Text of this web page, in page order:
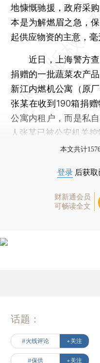
地慷慨驰援，政府采
本是为解燃眉之急，
起供应物资的主意，毫
近日，上海警方查
捐赠的一批蔬菜农产
新江内燃机公寓（原
张某在收到190箱捐
公寓内租户，而是私
人张某已被公安机关控
本文共计
登录 后获
财新通会员
可畅读全文
话题：
#火线评论 +关注
#保供 +关注